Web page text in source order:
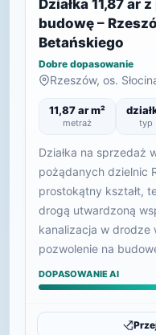
Działka 11,87 ar
budowę –
Betańskiego
Dobre dopasowanie
Rzeszów, os.
11,87 ar m²
metraż typ
Działka na sprzedaż
pożądanych dzielnic
prostokątny kształt,
drogą utwardzoną
kanalizacja w drodze
pozwolenie na
DOPASOWANIE AI